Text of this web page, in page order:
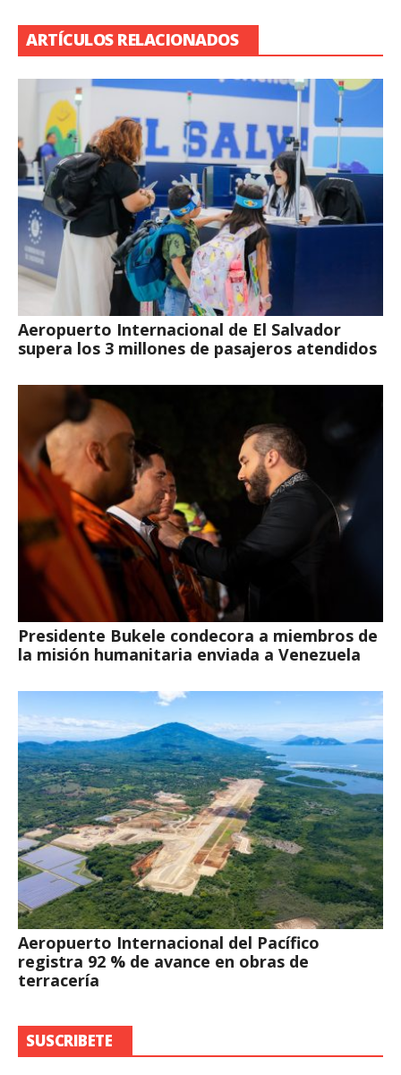
ARTÍCULOS RELACIONADOS
Aeropuerto Internacional de El Salvador
supera los 3 millones de pasajeros atendidos
Presidente Bukele condecora a miembros de
la misión humanitaria enviada a Venezuela
Aeropuerto Internacional del Pacífico
registra 92 % de avance en obras de
terracería
SUSCRIBETE